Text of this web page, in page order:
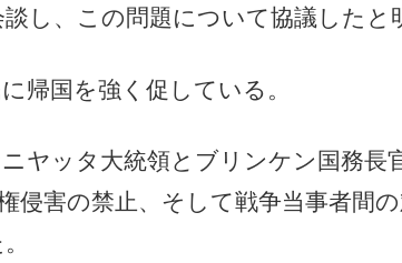
し、この問題について協議したと
帰国を強く促している。
ヤッタ大統領とブリンケン国務長
侵害の禁止、そして戦争当事者間